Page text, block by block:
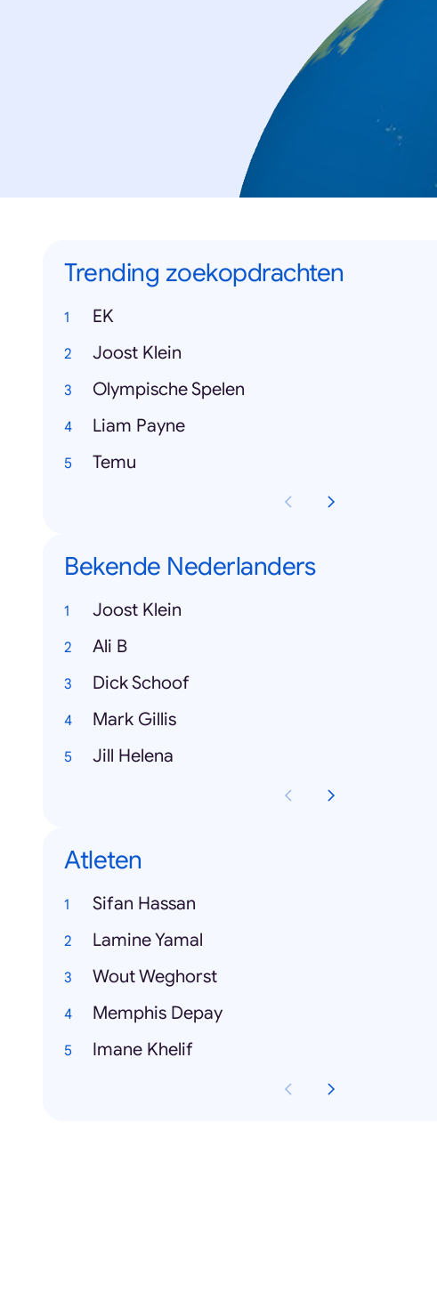
Trending zoekopdrachten
EK
Joost Klein
Olympische Spelen
Liam Payne
Temu
Bekende Nederlanders
Joost Klein
Ali B
Dick Schoof
Mark Gillis
Jill Helena
Atleten
Sifan Hassan
Lamine Yamal
Wout Weghorst
Memphis Depay
Imane Khelif